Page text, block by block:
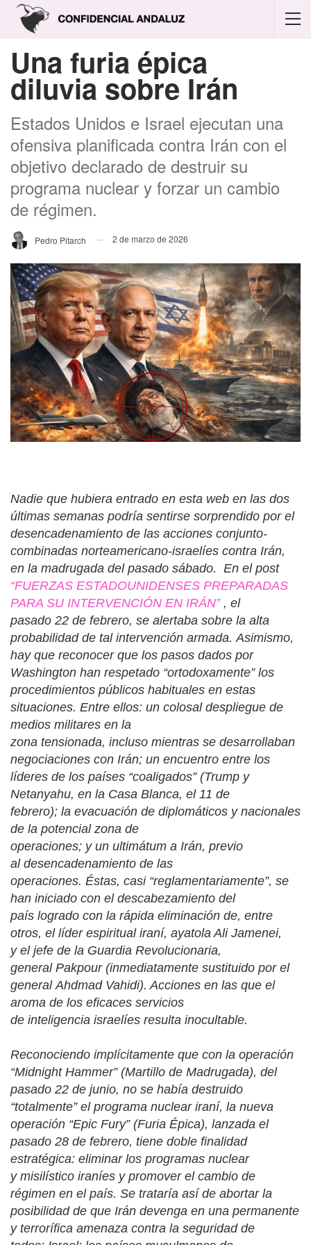
Una furia épica
diluvia sobre Irán
Estados Unidos e Israel ejecutan una
ofensiva planificada contra Irán con el
objetivo declarado de destruir su
programa nuclear y forzar un cambio
de régimen.
Pedro Pitarch 2 de marzo de 2026
Nadie que hubiera entrado en esta web en las dos
últimas semanas podría sentirse sorprendido por el
desencadenamiento de las acciones conjunto-
combinadas norteamericano-israelíes contra Irán,
en la madrugada del pasado sábado. En el post
“FUERZAS ESTADOUNIDENSES PREPARADAS
PARA SU INTERVENCIÓN EN IRÁN” , el
pasado 22 de febrero, se alertaba sobre la alta
probabilidad de tal intervención armada. Asimismo,
hay que reconocer que los pasos dados por
Washington han respetado “ortodoxamente” los
procedimientos públicos habituales en estas
situaciones. Entre ellos: un colosal despliegue de
medios militares en la
zona tensionada, incluso mientras se desarrollaban
negociaciones con Irán; un encuentro entre los
líderes de los países “coaligados” (Trump y
Netanyahu, en la Casa Blanca, el 11 de
febrero); la evacuación de diplomáticos y nacionales
de la potencial zona de
operaciones; y un ultimátum a Irán, previo
al desencadenamiento de las
operaciones. Éstas, casi “reglamentariamente”, se
han iniciado con el descabezamiento del
país logrado con la rápida eliminación de, entre
otros, el líder espiritual iraní, ayatola Ali Jamenei,
y el jefe de la Guardia Revolucionaria,
general Pakpour (inmediatamente sustituido por el
general Ahdmad Vahidi). Acciones en las que el
aroma de los eficaces servicios
de inteligencia israelíes resulta inocultable.
Reconociendo implícitamente que con la operación
“Midnight Hammer” (Martillo de Madrugada), del
pasado 22 de junio, no se había destruido
“totalmente” el programa nuclear iraní, la nueva
operación “Epic Fury” (Furia Épica), lanzada el
pasado 28 de febrero, tiene doble finalidad
estratégica: eliminar los programas nuclear
y misilístico iraníes y promover el cambio de
régimen en el país. Se trataría así de abortar la
posibilidad de que Irán devenga en una permanente
y terrorífica amenaza contra la seguridad de